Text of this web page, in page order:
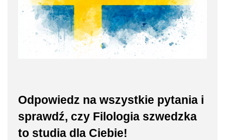
Odpowiedz na wszystkie pytania i
sprawdź, czy Filologia szwedzka
to studia dla Ciebie!